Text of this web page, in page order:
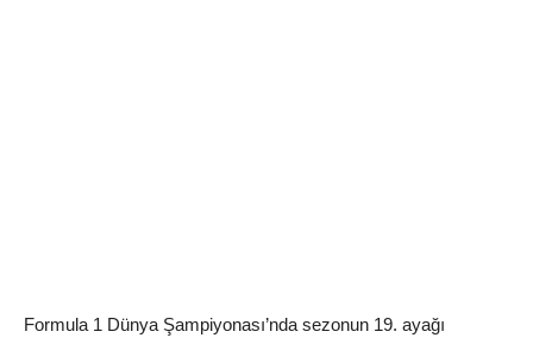
Formula 1 Dünya Şampiyonası’nda sezonun 19. ayağı